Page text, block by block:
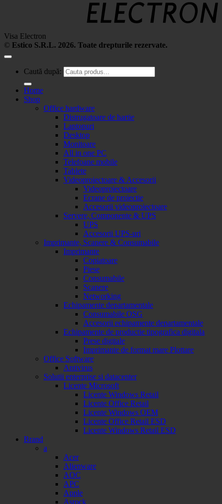
Visa Electron
© Estico S.R.L. 2026. Toate drepturile rezervate.
Caută după:
Home
Shop
Office hardware
Distrugatoare de hartie
Laptopuri
Desktop
Monitoare
All in one PC
Telefoane mobile
Tablete
Videoproiectoare & Accesorii
Videoproiectoare
Ecrane de proiectie
Accesorii videoproiectoare
Servere, Componente & UPS
UPS
Accesorii UPS-uri
Imprimante, Scanere & Consumabile
Imprimante
Copiatoare
Piese
Consumabile
Scanere
Networking
Echipamente departamentale
Consumabile OSG
Accesorii echipamente departamentale
Echipamente de productie tipografica digitala
Prese digitale
Imprimante de format mare Plottare
Office Software
Antivirus
Solutii enterprise si datacenter
Licente Microsoft
Licente Windows Retail
Licente Office Retail
Licente Windows OEM
Licente Office Retail ESD
Licente Windows Retail ESD
Brand
a
Acer
Alienware
AOC
APC
Apple
Asrock